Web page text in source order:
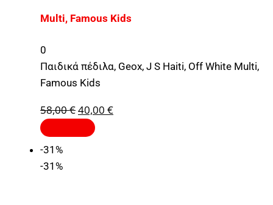
Multi, Famous Kids
0
Παιδικά πέδιλα, Geox, J S Haiti, Off White Multi,
Famous Kids
58,00€40,00 €
-31%
-31%